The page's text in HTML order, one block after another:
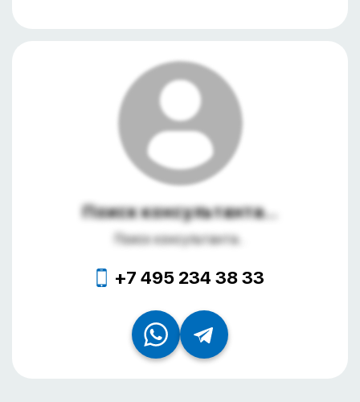
Поиск консультанта...
Поиск консультанта...
+7 495 234 38 33